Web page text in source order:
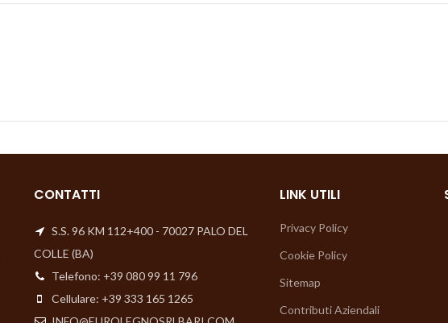
CONTATTI
S.S. 96 KM 112+400 - 70027 PALO DEL
COLLE (BA)
Telefono: +39 080 99 11 796
Cellulare: +39 333 165 1265
LINK UTILI
Privacy Policy
Cookie Policy
Sitemap
Contributi Aziendali